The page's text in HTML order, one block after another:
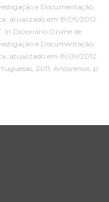
e Documentação,
atualizado em 19/09/2012.
In Dicionário Online de
e Documentação,
atualizado em 19/09/2012.
2011, Ancorensis, p.